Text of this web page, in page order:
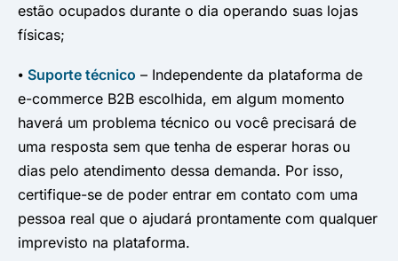
estão ocupados durante o dia operando suas lojas
físicas;
⦁ Suporte técnico – Independente da plataforma de
e-commerce B2B escolhida, em algum momento
haverá um problema técnico ou você precisará de
uma resposta sem que tenha de esperar horas ou
dias pelo atendimento dessa demanda. Por isso,
certifique-se de poder entrar em contato com uma
pessoa real que o ajudará prontamente com qualquer
imprevisto na plataforma.